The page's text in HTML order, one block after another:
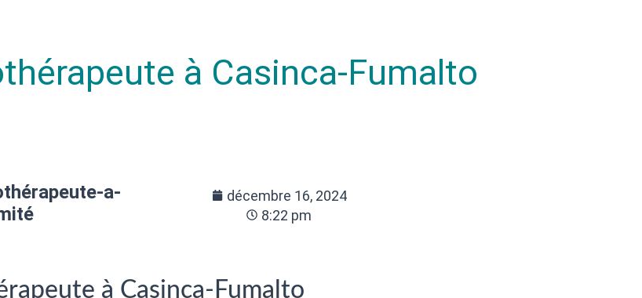
à Casinca-Fumalto
a-
décembre 16, 2024
8:22 pm
à Casinca-Fumalto